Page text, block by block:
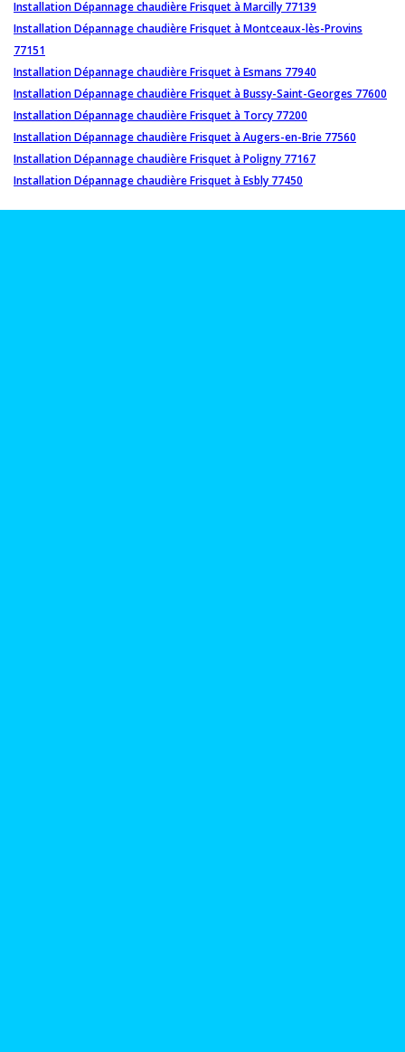
Installation Dépannage chaudière Frisquet à Marcilly 77139
Installation Dépannage chaudière Frisquet à Montceaux-lès-Provins
77151
Installation Dépannage chaudière Frisquet à Esmans 77940
Installation Dépannage chaudière Frisquet à Bussy-Saint-Georges 77600
Installation Dépannage chaudière Frisquet à Torcy 77200
Installation Dépannage chaudière Frisquet à Augers-en-Brie 77560
Installation Dépannage chaudière Frisquet à Poligny 77167
Installation Dépannage chaudière Frisquet à Esbly 77450